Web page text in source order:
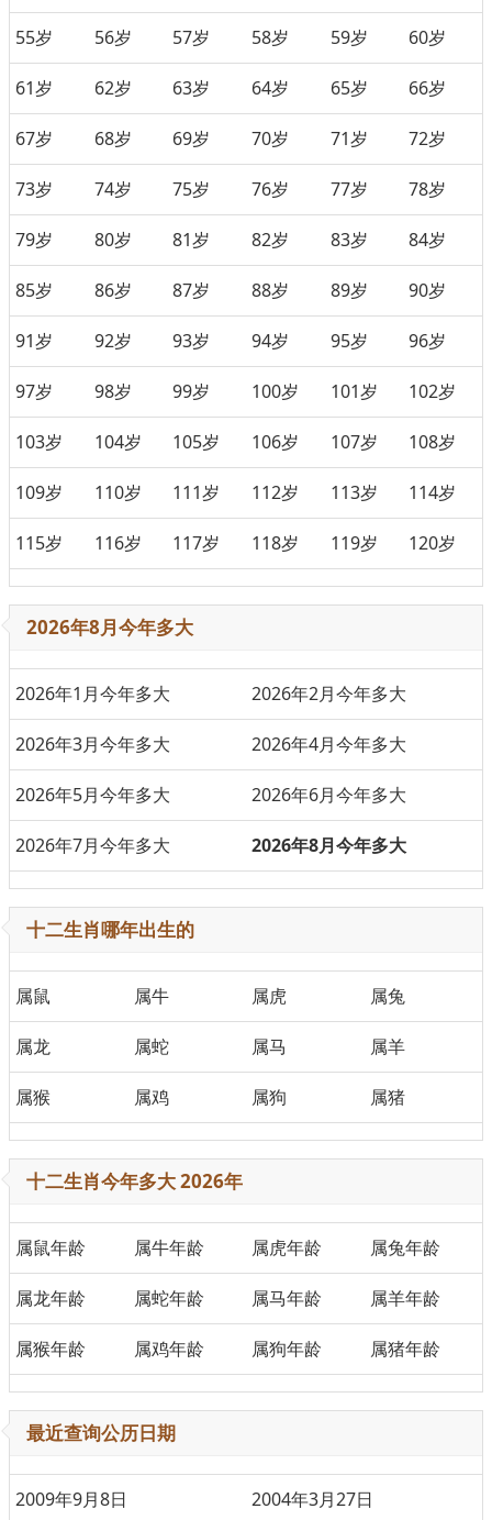
55岁 56岁 57岁 58岁 59岁 60岁
61岁 62岁 63岁 64岁 65岁 66岁
67岁 68岁 69岁 70岁 71岁 72岁
73岁 74岁 75岁 76岁 77岁 78岁
79岁 80岁 81岁 82岁 83岁 84岁
85岁 86岁 87岁 88岁 89岁 90岁
91岁 92岁 93岁 94岁 95岁 96岁
97岁 98岁 99岁 100岁 101岁 102岁
103岁 104岁 105岁 106岁 107岁 108岁
109岁 110岁 111岁 112岁 113岁 114岁
115岁 116岁 117岁 118岁 119岁 120岁
2026年8月今年多大
2026年1月今年多大 2026年2月今年多大
2026年3月今年多大 2026年4月今年多大
2026年5月今年多大 2026年6月今年多大
2026年7月今年多大 2026年8月今年多大
十二生肖哪年出生的
属鼠 属牛 属虎 属兔
属龙 属蛇 属马 属羊
属猴 属鸡 属狗 属猪
十二生肖今年多大 2026年
属鼠年龄 属牛年龄 属虎年龄 属兔年龄
属龙年龄 属蛇年龄 属马年龄 属羊年龄
属猴年龄 属鸡年龄 属狗年龄 属猪年龄
最近查询公历日期
2009年9月8日 2004年3月27日